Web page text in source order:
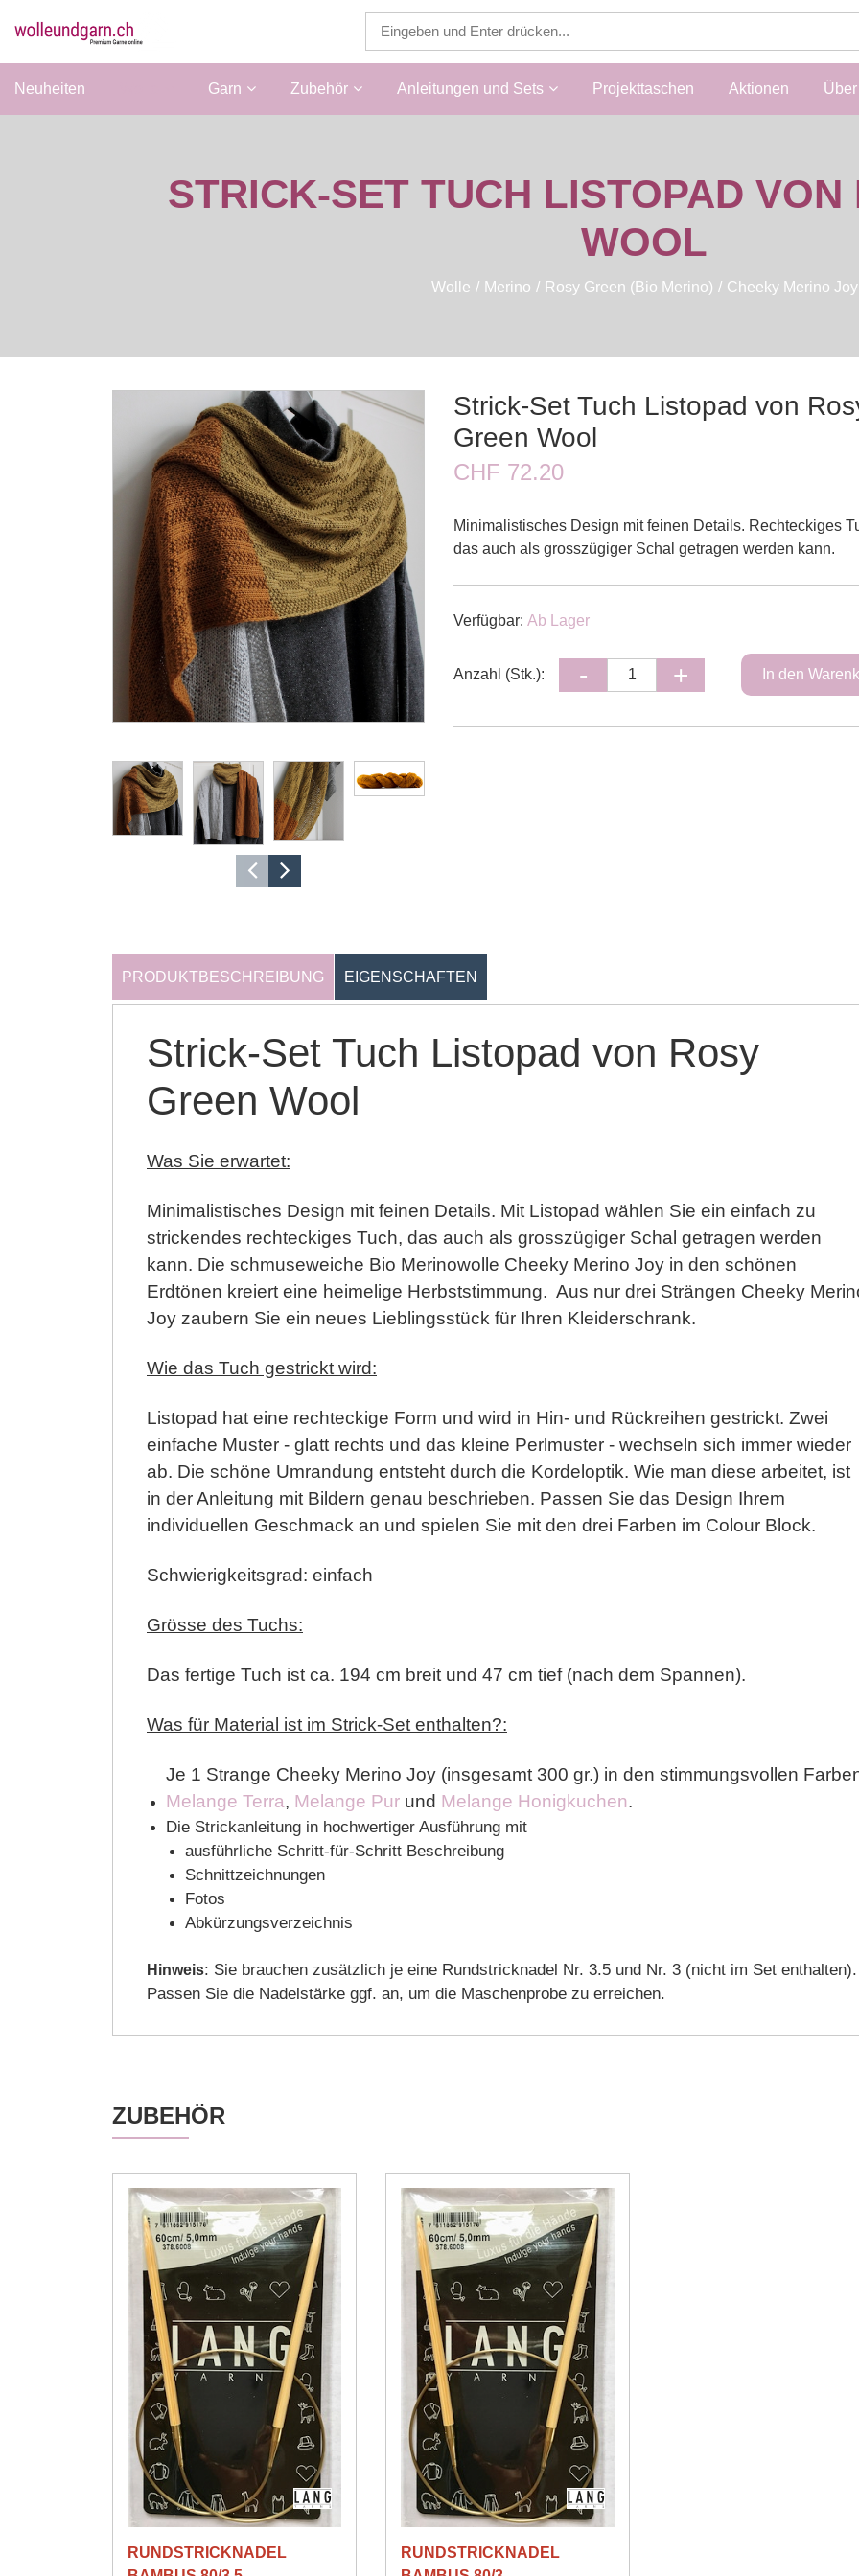
Neuheiten Garn Zubehör Anleitungen und Sets Projekttaschen Aktionen
STRICK-SET TUCH LISTOPAD VON
WOOL
Wolle Merino Rosy Green (Bio Merino) Cheeky Merino Joy
Strick-Set Tuch Listopad von
Green Wool
CHF 72.20
Minimalistisches Design mit feinen Details. Rechteckiges
das auch als grosszügiger Schal getragen werden kann.
Verfügbar:Ab Lager
Anzahl (Stk.):
PRODUKTBESCHREIBUNG EIGENSCHAFTEN
Strick-Set Tuch Listopad von Rosy
Green Wool
Was Sie erwartet:
Minimalistisches Design mit feinen Details. Mit Listopad wählen Sie ein einfach zu
strickendes rechteckiges Tuch, das auch als grosszügiger Schal getragen werden
kann. Die schmuseweiche Bio Merinowolle Cheeky Merino Joy in den schönen
Erdtönen kreiert eine heimelige Herbststimmung. Aus nur drei Strängen Cheeky
Joy zaubern Sie ein neues Lieblingsstück für Ihren Kleiderschrank.
Wie das Tuch gestrickt wird:
Listopad hat eine rechteckige Form und wird in Hin- und Rückreihen gestrickt. Zwei
einfache Muster - glatt rechts und das kleine Perlmuster - wechseln sich immer wieder
ab. Die schöne Umrandung entsteht durch die Kordeloptik. Wie man diese arbeitet, ist
in der Anleitung mit Bildern genau beschrieben. Passen Sie das Design Ihrem
individuellen Geschmack an und spielen Sie mit den drei Farben im Colour Block.
Schwierigkeitsgrad: einfach
Grösse des Tuchs:
Das fertige Tuch ist ca. 194 cm breit und 47 cm tief (nach dem Spannen).
Was für Material ist im Strick-Set enthalten?:
Je 1 Strange Cheeky Merino Joy (insgesamt 300 gr.) in den stimmungsvollen
Melange Terra, Melange Pur und Melange Honigkuchen.
Die Strickanleitung in hochwertiger Ausführung mit
ausführliche Schritt-für-Schritt Beschreibung
Schnittzeichnungen
Fotos
Abkürzungsverzeichnis
Hinweis: Sie brauchen zusätzlich je eine Rundstricknadel Nr. 3.5 und Nr. 3 (nicht im Set enthalten).
Passen Sie die Nadelstärke ggf. an, um die Maschenprobe zu erreichen.
ZUBEHÖR
RUNDSTRICKNADEL
RUNDSTRICKNADEL